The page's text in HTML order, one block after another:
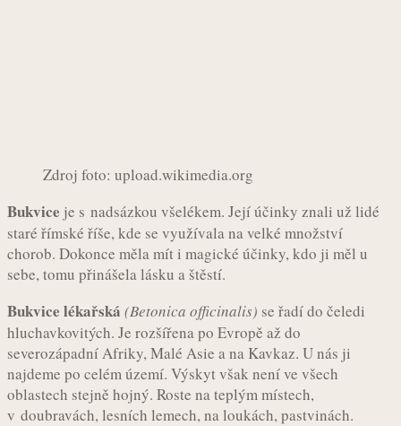
Zdroj foto: upload.wikimedia.org
Bukvice je s nadsázkou všelékem. Její účinky znali už lidé
staré římské říše, kde se využívala na velké množství
chorob. Dokonce měla mít i magické účinky, kdo ji měl u
sebe, tomu přinášela lásku a štěstí.
Bukvice lékařská (Betonica officinalis) se řadí do čeledi
hluchavkovitých. Je rozšířena po Evropě až do
severozápadní Afriky, Malé Asie a na Kavkaz. U nás ji
najdeme po celém území. Výskyt však není ve všech
oblastech stejně hojný. Roste na teplým místech,
v doubravách, lesních lemech, na loukách, pastvinách.